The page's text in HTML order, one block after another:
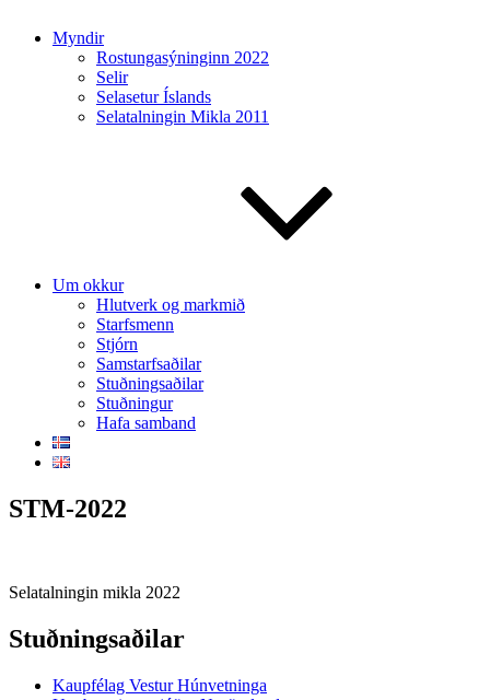
Myndir
Rostungasýninginn 2022
Selir
Selasetur Íslands
Selatalningin Mikla 2011
Um okkur
Hlutverk og markmið
Starfsmenn
Stjórn
Samstarfsaðilar
Stuðningsaðilar
Stuðningur
Hafa samband
STM-2022
Selatalningin mikla 2022
Stuðningsaðilar
Kaupfélag Vestur Húnvetninga